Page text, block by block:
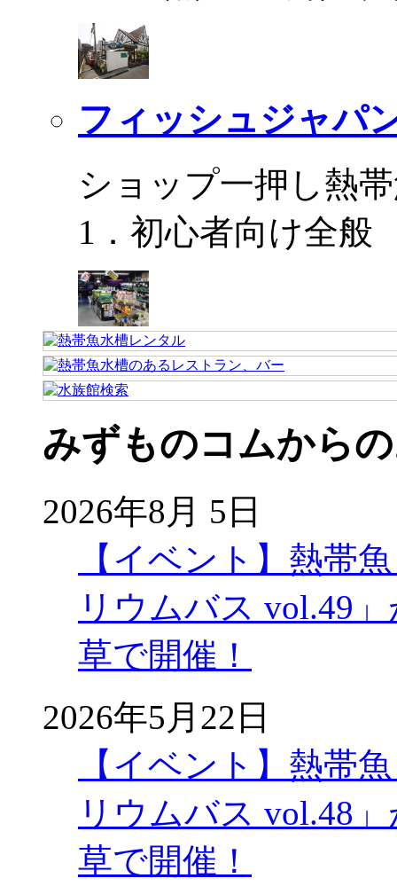
フィッシュジャパ
ショップ一押し熱
1．初心者向け全
みずものコムから
2026年8月 5日
【イベント】熱帯
リウムバス vol.49
草で開催！
2026年5月22日
【イベント】熱帯
リウムバス vol.48
草で開催！